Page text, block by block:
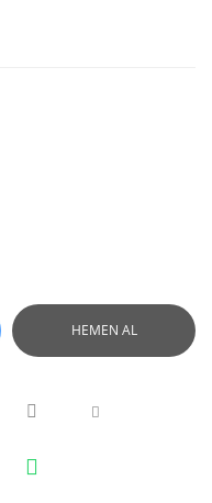
HEMEN AL